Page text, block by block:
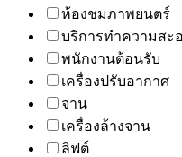
ห้องชมภาพยนตร์
บริการทำความสะ
พนักงานต้อนรับ
เครื่องปรับอากาศ
จาน
เครื่องล้างจาน
ลิฟต์